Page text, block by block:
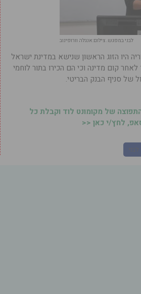
לבני במפגש. צילום:אנגלה וורופינוב
היו הזוג הראשון שנישא במדינת ישראל
קום מדינה וכי הם הכירו בתור לוחמי
של סניף הבנק הבריטי.
של מקומונט לוד וקבלת כל
לחץ/י כאן <<